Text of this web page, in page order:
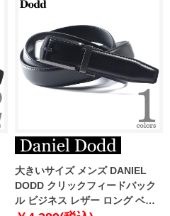
大きいサイズ メンズ DANIEL
DODD クリックフィードバック
ル ビジネス レザー ロング ベル